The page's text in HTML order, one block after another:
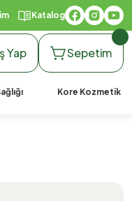
Katalog
Yap Sepetim
Kore Kozmetik